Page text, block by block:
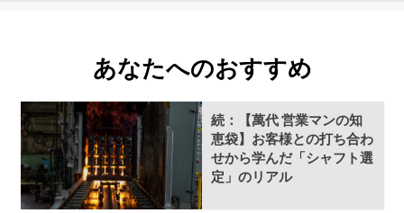
あなたへのおすすめ
続：【萬代 営業マンの知
恵袋】お客様との打ち合わ
せから学んだ「シャフト選
定」のリアル